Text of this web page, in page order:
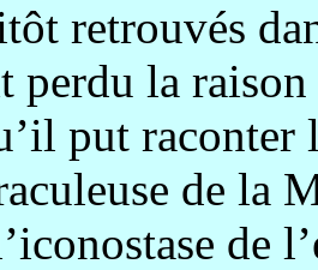
retrouvés
perdu la raison
put raconter
de la
de